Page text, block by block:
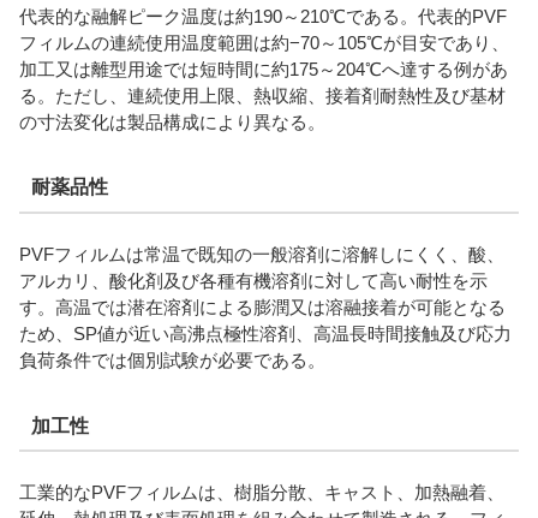
代表的な融解ピーク温度は約190～210℃である。代表的PVF
フィルムの連続使用温度範囲は約−70～105℃が目安であり、
加工又は離型用途では短時間に約175～204℃へ達する例があ
る。ただし、連続使用上限、熱収縮、接着剤耐熱性及び基材
の寸法変化は製品構成により異なる。
耐薬品性
PVFフィルムは常温で既知の一般溶剤に溶解しにくく、酸、
アルカリ、酸化剤及び各種有機溶剤に対して高い耐性を示
す。高温では潜在溶剤による膨潤又は溶融接着が可能となる
ため、SP値が近い高沸点極性溶剤、高温長時間接触及び応力
負荷条件では個別試験が必要である。
加工性
工業的なPVFフィルムは、樹脂分散、キャスト、加熱融着、